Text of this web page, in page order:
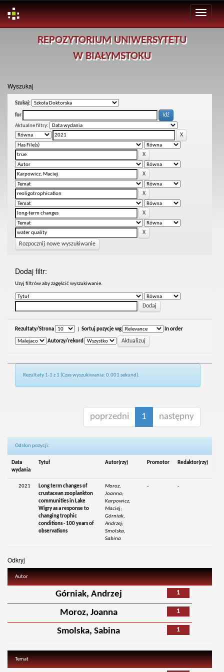
REPOZYTORIUM UNIWERSYTETU
W BIAŁYMSTOKU
Wyszukaj
Szukaj:
for
Aktualne filtry:
Rozpocznij nowe wyszukiwanie
Dodaj filtr:
Uzyj filtrów aby zagęścić wyszukiwanie.
Rezultaty/Strona Sortuj pozycje wg In order
Autorzy/rekord
Rezultaty 1-1 z 1 (Czas wyszukiwania: 0.001 sekund).
poprzedni 1 następny
Odsłon pozycji:
Data
wydania
Tytuł Autor(rzy) Promotor Redaktor(rzy)
2021
Long term changes of
crustacean zooplankton
communities in Lake
Wigry as a response to
changing trophic
conditions - 100 years of
observations
Moroz,
Joanna;
Karpowicz,
Maciej;
Górniak,
Andrzej;
Smolska,
Sabina
- -
Odkryj
Autor
1
Górniak, Andrzej
1
Moroz, Joanna
1
Smolska, Sabina
Temat